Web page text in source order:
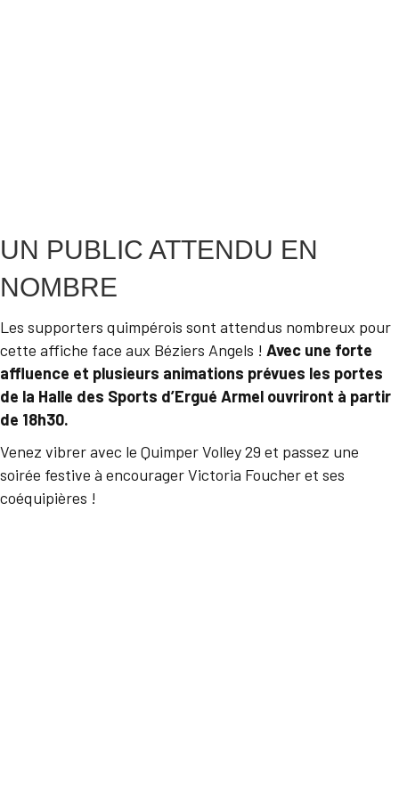
UN PUBLIC ATTENDU EN
NOMBRE
Les supporters quimpérois sont attendus nombreux pour
cette affiche face aux Béziers Angels ! Avec une forte
affluence et plusieurs animations prévues les portes
de la Halle des Sports d’Ergué Armel ouvriront à partir
de 18h30.
Venez vibrer avec le Quimper Volley 29 et passez une
soirée festive à encourager Victoria Foucher et ses
coéquipières !